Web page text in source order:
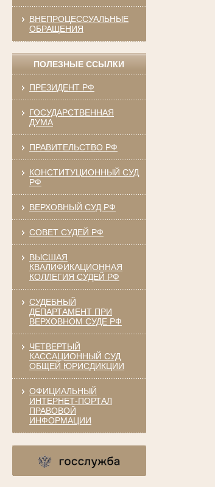
ВНЕПРОЦЕССУАЛЬНЫЕ
ОБРАЩЕНИЯ
ПОЛЕЗНЫЕ ССЫЛКИ
ПРЕЗИДЕНТ РФ
ГОСУДАРСТВЕННАЯ
ДУМА
ПРАВИТЕЛЬСТВО РФ
КОНСТИТУЦИОННЫЙ СУД
РФ
ВЕРХОВНЫЙ СУД РФ
СОВЕТ СУДЕЙ РФ
ВЫСШАЯ
КВАЛИФИКАЦИОННАЯ
КОЛЛЕГИЯ СУДЕЙ РФ
СУДЕБНЫЙ
ДЕПАРТАМЕНТ ПРИ
ВЕРХОВНОМ СУДЕ РФ
ЧЕТВЕРТЫЙ
КАССАЦИОННЫЙ СУД
ОБЩЕЙ ЮРИСДИКЦИИ
ОФИЦИАЛЬНЫЙ
ИНТЕРНЕТ-ПОРТАЛ
ПРАВОВОЙ
ИНФОРМАЦИИ